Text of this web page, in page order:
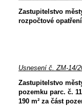
Zastupitelstvo
rozpočtové
Usnesení č. ZM-14/
Zastupitelstvo
pozemku parc. č.
190 m² za část